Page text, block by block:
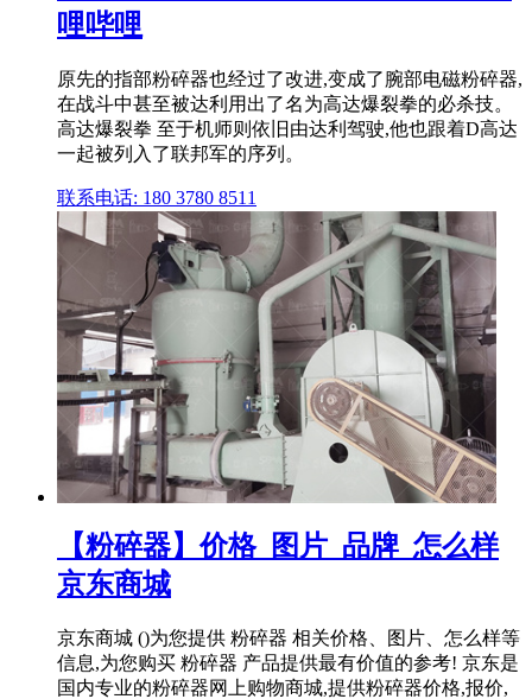
哩哔哩
原先的指部粉碎器也经过了改进,变成了腕部电磁粉碎器,
在战斗中甚至被达利用出了名为高达爆裂拳的必杀技。
高达爆裂拳 至于机师则依旧由达利驾驶,他也跟着D高达
一起被列入了联邦军的序列。
联系电话: 180 3780 8511
【粉碎器】价格_图片_品牌_怎么样
京东商城
京东商城 ()为您提供 粉碎器 相关价格、图片、怎么样等
信息,为您购买 粉碎器 产品提供最有价值的参考! 京东是
国内专业的粉碎器网上购物商城,提供粉碎器价格,报价,